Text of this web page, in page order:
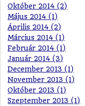
Október 2014 (2)
Május 2014 (1)
Április 2014 (2)
Március 2014 (1)
Február 2014 (1)
Január 2014 (3)
December 2013 (1)
November 2013 (1)
Október 2013 (1)
Szeptember 2013 (1)